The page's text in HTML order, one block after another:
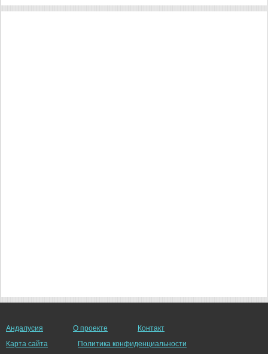
Андалусия О проекте
Контакт
Карта сайта
Политика конфиденциальности